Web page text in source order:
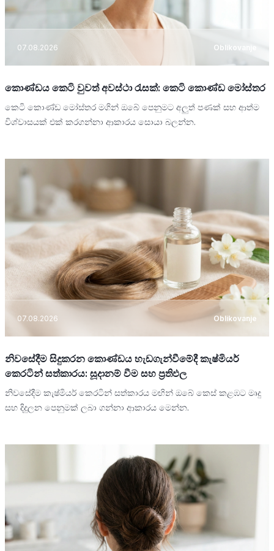
07.08.2026 Oblikovanje
කොණ්ඩය කෙටි වුවත් අවස්ථා රැසක්: කෙටි කොණ්ඩ මෝස්තර
කෙටි කොණ්ඩ මෝස්තර මගින් ඔබේ පෙනුමට අලුත් පණක් සහ ආත්ම
විශ්වාසයක් එක් කරගන්නා ආකාරය සොයා බලන්න.
07.08.2026 Oblikovanje
නිවසේදීම සිදුකරන කොණ්ඩය හැඩගැන්වීමේදී කැෂ්මියර්
කෙරටින් සත්කාරය: සූදානම් වීම සහ ප්‍රතිඵල
නිවසේදීම කැෂ්මියර් කෙරටින් සත්කාරය මඟින් ඔබේ කෙස් කළඹට මෘදු
සහ දිදුලන පෙනුමක් ලබා ගන්නා ආකාරය මෙන්න.